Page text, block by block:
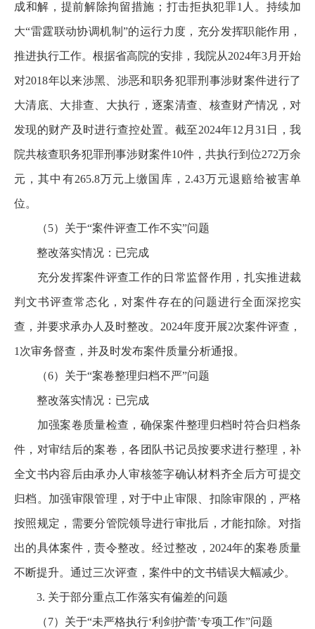
成和解，提前解除拘留措施；打击拒执犯罪1人。持续加
大“雷霆联动协调机制”的运行力度，充分发挥职能作用，
推进执行工作。根据省高院的安排，我院从2024年3月开始
对2018年以来涉黑、涉恶和职务犯罪刑事涉财案件进行了
大清底、大排查、大执行，逐案清查、核查财产情况，对
发现的财产及时进行查控处置。截至2024年12月31日，我
院共核查职务犯罪刑事涉财案件10件，共执行到位272万余
元，其中有265.8万元上缴国库，2.43万元退赔给被害单
位。
（5）关于“案件评查工作不实”问题
整改落实情况：已完成
充分发挥案件评查工作的日常监督作用，扎实推进裁
判文书评查常态化，对案件存在的问题进行全面深挖实
查，并要求承办人及时整改。2024年度开展2次案件评查，
1次审务督查，并及时发布案件质量分析通报。
（6）关于“案卷整理归档不严”问题
整改落实情况：已完成
加强案卷质量检查，确保案件整理归档时符合归档条
件，对审结后的案卷，各团队书记员按要求进行整理，补
全文书内容后由承办人审核签字确认材料齐全后方可提交
归档。加强审限管理，对于中止审限、扣除审限的，严格
按照规定，需要分管院领导进行审批后，才能扣除。对指
出的具体案件，责令整改。经过整改，2024年的案卷质量
不断提升。通过三次评查，案件中的文书错误大幅减少。
3. 关于部分重点工作落实有偏差的问题
（7）关于“未严格执行‘利剑护蕾’专项工作”问题